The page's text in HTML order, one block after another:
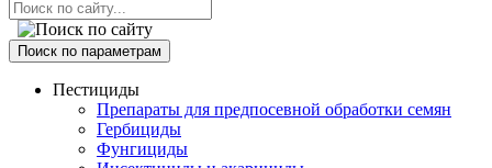
Поиск по параметрам
Пестициды
Препараты для предпосевной обработки семян
Гербициды
Фунгициды